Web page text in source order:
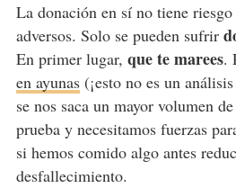
La donación en sí no tiene
adversos. Solo se pueden sufrir
En primer lugar, que te marees.
en ayunas(¡esto no es un
se nos saca un mayor volumen
prueba y necesitamos fuerzas
si hemos comido algo antes
desfallecimiento.